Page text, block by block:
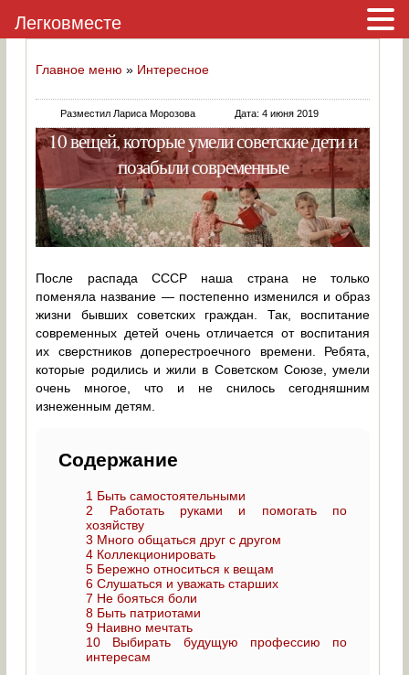
Главное меню » Интересное
Разместил Лариса Морозова Дата: 4 июня 2019
10 вещей, которые умели советские дети и
позабыли современные
После распада СССР наша страна не только
поменяла название — постепенно изменился и образ
жизни бывших советских граждан. Так, воспитание
современных детей очень отличается от воспитания
их сверстников доперестроечного времени. Ребята,
которые родились и жили в Советском Союзе, умели
очень многое, что и не снилось сегодняшним
изнеженным детям.
Содержание
1 Быть самостоятельными
2 Работать руками и помогать по
хозяйству
3 Много общаться друг с другом
4 Коллекционировать
5 Бережно относиться к вещам
6 Слушаться и уважать старших
7 Не бояться боли
8 Быть патриотами
9 Наивно мечтать
10 Выбирать будущую профессию по
интересам
Легковместе